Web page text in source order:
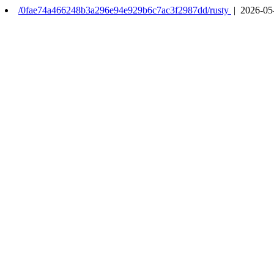
/0fae74a466248b3a296e94e929b6c7ac3f2987dd/rusty | 2026-